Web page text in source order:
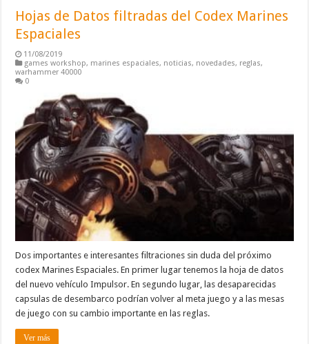
Hojas de Datos filtradas del Codex Marines
Espaciales
11/08/2019
games workshop, marines espaciales, noticias, novedades, reglas,
warhammer 40000
0
Dos importantes e interesantes filtraciones sin duda del próximo
codex Marines Espaciales. En primer lugar tenemos la hoja de datos
del nuevo vehículo Impulsor. En segundo lugar, las desaparecidas
capsulas de desembarco podrían volver al meta juego y a las mesas
de juego con su cambio importante en las reglas.
Ver más